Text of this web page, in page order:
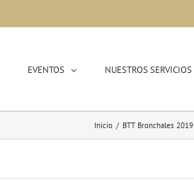
EVENTOS NUESTROS SERVICIOS
Inicio / BTT Bronchales 2019